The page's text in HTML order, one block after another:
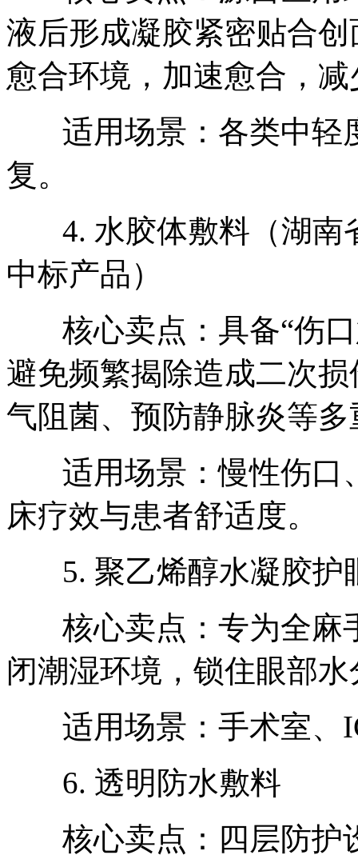
液后形成凝胶紧密贴合
愈合环境，加速愈合，
适用场景：各类中轻
复。
4. 水胶体敷料（湖南
中标产品）
核心卖点：具备“伤口
避免频繁揭除造成二次
气阻菌、预防静脉炎等
适用场景：慢性伤口
床疗效与患者舒适度。
5. 聚乙烯醇水凝胶护
核心卖点：专为全麻
闭潮湿环境，锁住眼部
适用场景：手术室、
6. 透明防水敷料
核心卖点：四层防护